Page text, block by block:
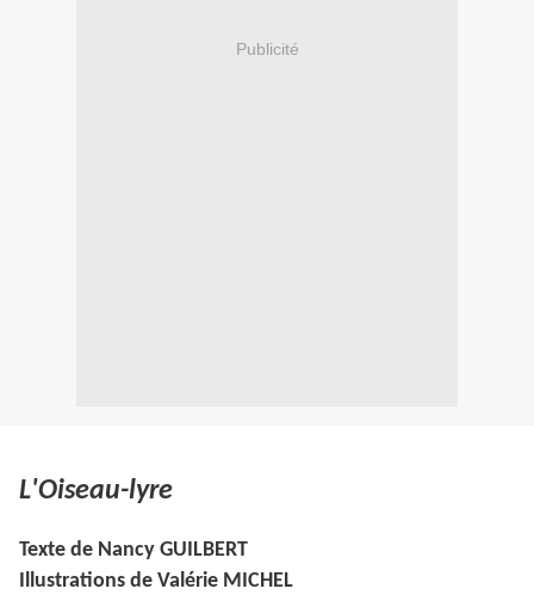
Publicité
L'Oiseau-lyre
Texte de Nancy GUILBERT
Illustrations de Valérie MICHEL